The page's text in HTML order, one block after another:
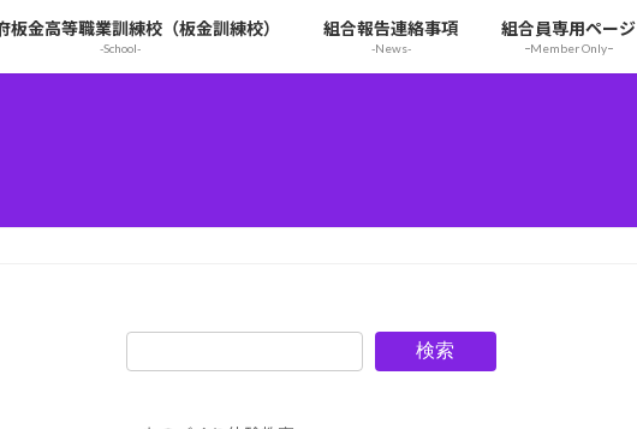
板金高等職業訓練校（板金訓練校）
-School-
組合報告連絡事項
-News-
組合員専用ページ
ｰMember Onlyｰ
検索